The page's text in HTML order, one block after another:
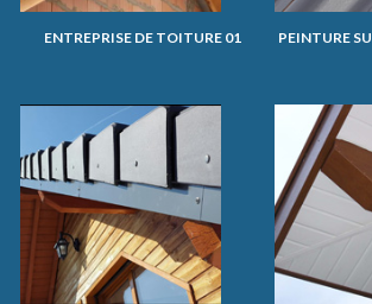
ENTREPRISE DE TOITURE 01
PEINTURE